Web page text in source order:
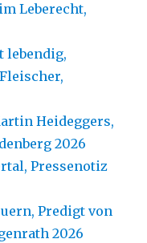
Leberecht,
lebendig,
Heideggers,
2026
Pressenotiz
Predigt von
2026